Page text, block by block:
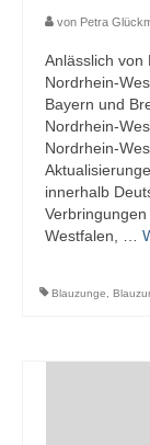
von Petra
Anlässlich von
Nordrhein-
Bayern und
Nordrhein-
Nordrhein-
innerhalb
Westfalen, …
Blauzunge